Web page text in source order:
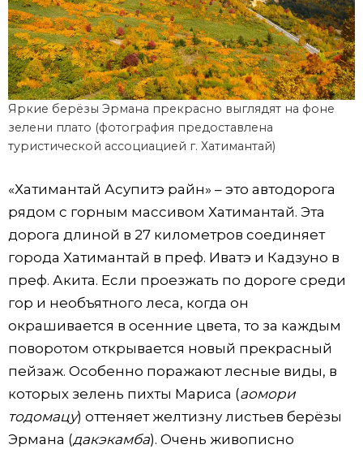
Яркие берёзы Эрмана прекрасно выглядят на фоне
зелени плато (фотография предоставлена
туристической ассоциацией г. Хатимантай)
«Хатимантай Асупитэ райн» – это автодорога
рядом с горным массивом Хатимантай. Эта
дорога длиной в 27 километров соединяет
города Хатимантай в преф. Иватэ и Кадзуно в
преф. Акита. Если проезжать по дороге среди
гор и необъятного леса, когда он
окрашивается в осенние цвета, то за каждым
поворотом открывается новый прекрасный
пейзаж. Особенно поражают лесные виды, в
которых зелень пихты Мариса (аомори
тодомацу) оттеняет желтизну листьев берёзы
Эрмана (дакэкамба). Очень живописно